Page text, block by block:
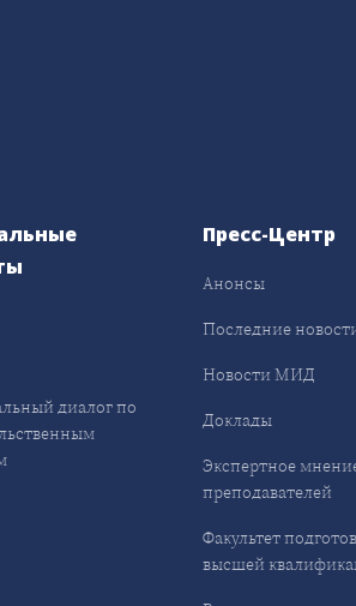
диалог по
Пресс-Центр
Анонсы
Последние
Новости МИД
Доклады
Экспертное
преподавателей
Факультет
высшей